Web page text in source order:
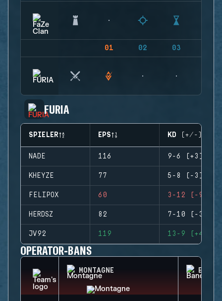
01 02 03
FURIA
SPIELER EPS KD (+/-)
NADE 116 9-6 (+3)
KHEYZE 77 5-8 (-3)
FELIPOX 60 3-12 (-9)
HERDSZ 82 7-10 (-3)
JV92 119 13-9 (+4)
OPERATOR-BANS
MONTAGNE